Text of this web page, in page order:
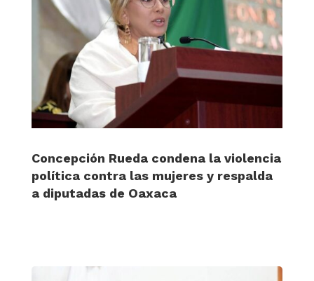
Concepción Rueda condena la violencia
política contra las mujeres y respalda
a diputadas de Oaxaca